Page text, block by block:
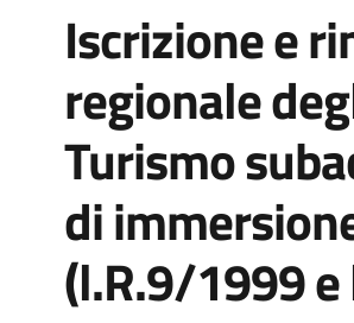
Iscrizione e
regionale
Turismo
di
(l.R.9/1999